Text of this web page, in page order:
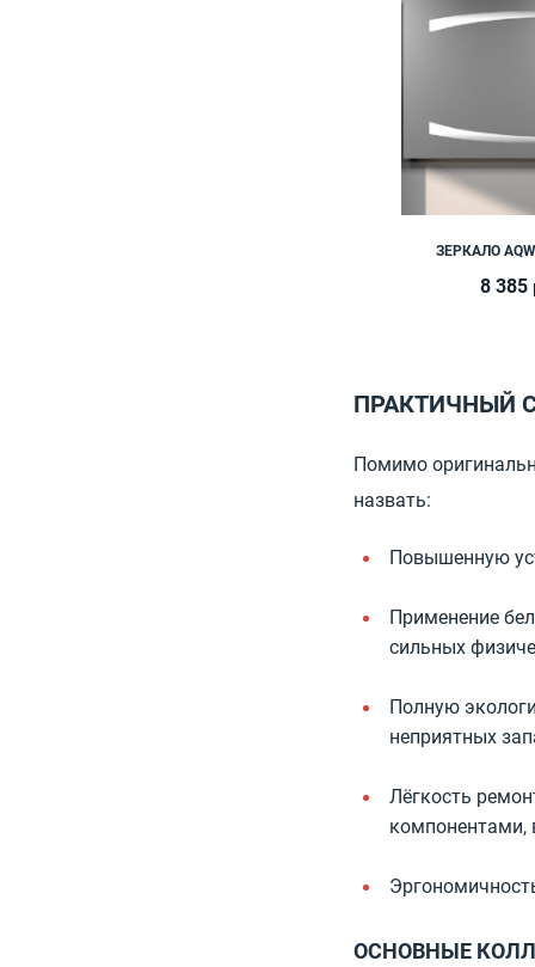
ЗЕРКАЛО
8 385
ПРАКТИЧНЫЙ
Помимо
назвать:
Повышенную
Применение
сильных
Полную
неприятных
Лёгкость
компонентами,
ОСНОВНЫЕ